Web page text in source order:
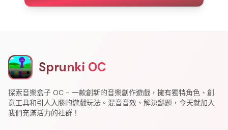
Sprunki OC
探索音樂盒子 OC - 一款創新的音樂創作遊戲，擁有獨特角色、創
意工具和引人入勝的遊戲玩法。混音音效、解決謎題，今天就加入
我們充滿活力的社群！